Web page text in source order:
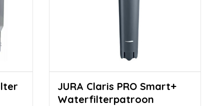
JURA Claris PRO Smart+
Waterfilterpatroon